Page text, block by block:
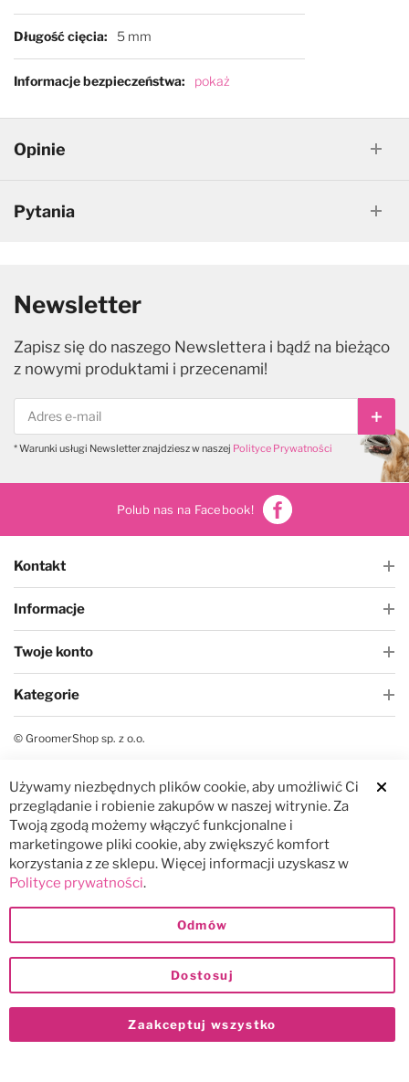
Długość cięcia 5 mm
Informacje bezpieczeństwa pokaż
Opinie
Pytania
Newsletter
Zapisz się do naszego Newslettera i bądź na bieżąco
z nowymi produktami i przecenami!
* Warunki usługi Newsletter znajdziesz w naszej Polityce Prywatności
Polub nas na Facebook!
Kontakt
Informacje
Twoje konto
Kategorie
© GroomerShop sp. z o.o.
Używamy niezbędnych plików cookie, aby umożliwić Ci
przeglądanie i robienie zakupów w naszej witrynie. Za
Twoją zgodą możemy włączyć funkcjonalne i
marketingowe pliki cookie, aby zwiększyć komfort
korzystania z ze sklepu. Więcej informacji uzyskasz w
Polityce prywatności.
Zaakceptuj wszystko
Dostosuj
Odmów